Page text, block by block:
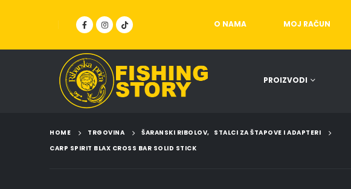
O NAMA MOJ RAČUN
PROIZVODI
HOME TRGOVINA ŠARANSKI RIBOLOV, STALCI ZA ŠTAPOVE I ADAPTERI
CARP SPIRIT BLAX CROSS BAR SOLID STICK